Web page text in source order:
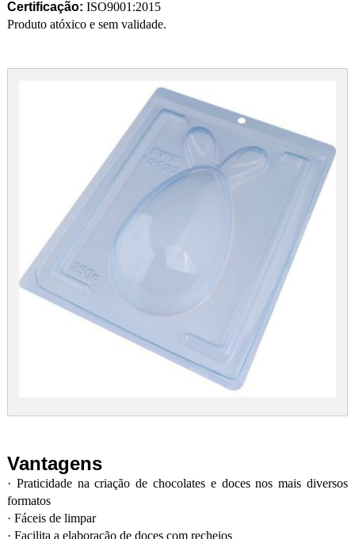
Certificação: ISO9001:2015
Produto atóxico e sem validade.
Vantagens
· Praticidade na criação de chocolates e doces nos mais diversos
formatos
· Fáceis de limpar
· Facilita a elaboração de doces com recheios